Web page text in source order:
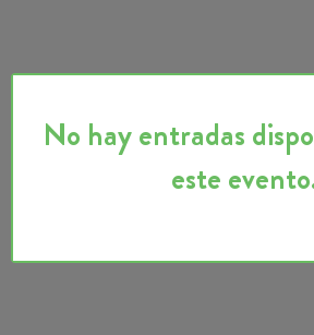
No hay entradas
este